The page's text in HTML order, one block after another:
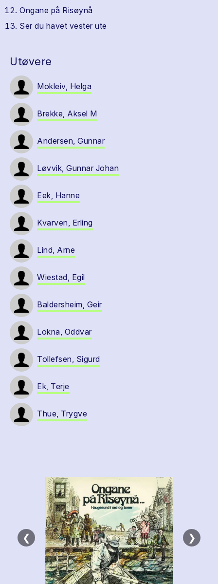
Ongane på Risøynå
Ser du havet vester ute
Utøvere
Mokleiv, Helga
Brekke, Aksel M
Andersen, Gunnar
Løvvik, Gunnar Johan
Eek, Hanne
Kvarven, Erling
Lind, Arne
Wiestad, Egil
Baldersheim, Geir
Lokna, Oddvar
Tollefsen, Sigurd
Ek, Terje
Thue, Trygve
❮ ❯